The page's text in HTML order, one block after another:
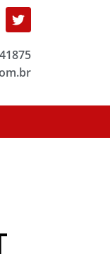
Twitter